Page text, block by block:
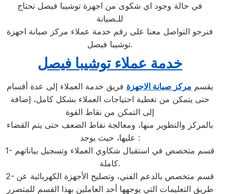
في حالة وجود اي شكوى من اجهزة توشيبا فيصل تحتاج
للـصيانة
فنرجو التواصل معنا على رقم خدمة عملاء مركز صيانة اجهزة
توشيبا فيصل.
خدمة عملاء توشيبا فيصل
يقسم مركز صيانة الاجهزة فريق خدمة العملاء إلى عدة أقسام
حتى يتمكن من تغطية احتياجات العملاء بشكل كامل، إضافة
إلى التمكن من نقاط القوة
بالمركز والتطوير منها، ومعالجة نقاط الضعف حتى يتم القضاء
عليها، حيث يوجد :
1- قسم متخصص في استقبال شكاوي العملاء وتسجيل بياناتهم
كاملة.
2- قسم متخصص بالدعم الفني، وتصليح الأجهزة الكهربائية عن
طريق التعليمات التي يوجهها أحد العاملين بهذا القسم للمتضرر